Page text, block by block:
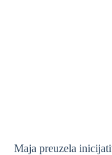
Maja preuzela